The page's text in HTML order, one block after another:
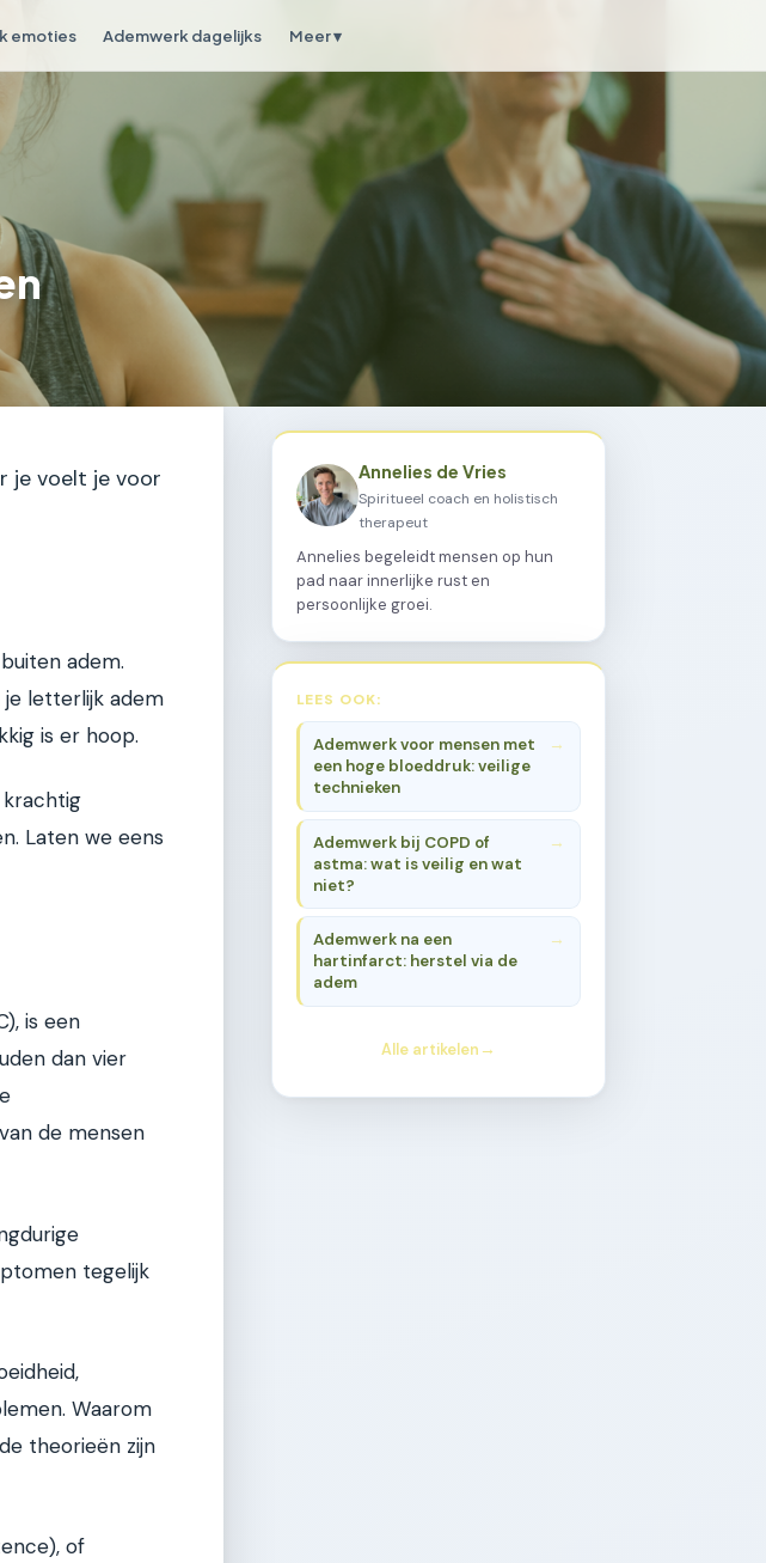
emoties Ademwerk dagelijks Meer ▾
je voelt je voor
adem.
letterlijk adem
is er hoop.
Laten we eens
is een
dan vier
de mensen
tegelijk
Waarom
theorieën zijn
of
Annelies de Vries
Spiritueel coach en holistisch
therapeut
Annelies begeleidt mensen op hun
pad naar innerlijke rust en
persoonlijke groei.
LEES OOK:
Ademwerk voor mensen met
een hoge bloeddruk: veilige
technieken
Ademwerk bij COPD of
astma: wat is veilig en wat
niet?
Ademwerk na een
hartinfarct: herstel via de
adem
Alle artikelen